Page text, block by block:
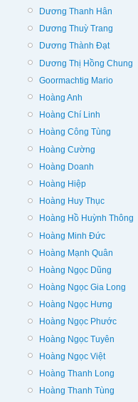
Dương Thanh Hân
Dương Thuỳ Trang
Dương Thành Đạt
Dương Thị Hồng Chung
Goormachtig Mario
Hoàng Anh
Hoàng Chí Linh
Hoàng Công Tùng
Hoàng Cường
Hoàng Doanh
Hoàng Hiệp
Hoàng Huy Thục
Hoàng Hồ Huỳnh Thông
Hoàng Minh Đức
Hoàng Mạnh Quân
Hoàng Ngọc Dũng
Hoàng Ngọc Gia Long
Hoàng Ngọc Hưng
Hoàng Ngọc Phước
Hoàng Ngọc Tuyên
Hoàng Ngọc Việt
Hoàng Thanh Long
Hoàng Thanh Tùng